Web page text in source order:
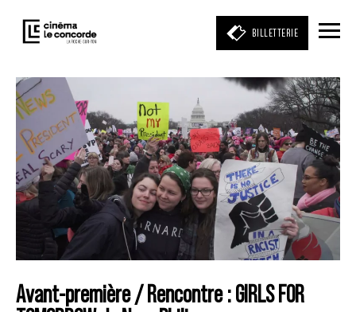
BILLETTERIE
Entrez votre mot clé
(film, réalisateur, acteur, événement)
Avant-première / Rencontre : GIRLS FOR